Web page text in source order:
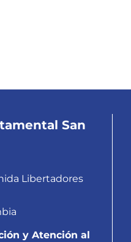
San
Libertadores
y Atención al